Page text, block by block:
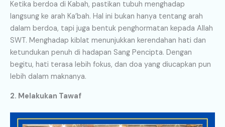
Ketika berdoa di Kabah, pastikan tubuh menghadap
langsung ke arah Ka’bah. Hal ini bukan hanya tentang arah
dalam berdoa, tapi juga bentuk penghormatan kepada Allah
SWT. Menghadap kiblat menunjukkan kerendahan hati dan
ketundukan penuh di hadapan Sang Pencipta. Dengan
begitu, hati terasa lebih fokus, dan doa yang diucapkan pun
lebih dalam maknanya.
2. Melakukan Tawaf